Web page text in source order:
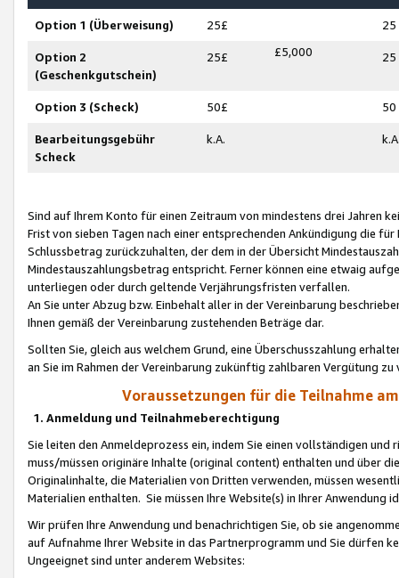
Option 1 (Überweisung) 25£ 25
Option 2
(Geschenkgutschein)
25£ £5,000 25
Option 3 (Scheck) 50£ 50
Bearbeitungsgebühr
Scheck
k.A.
Sind auf Ihrem Konto für einen Zeitraum von mindestens drei Jahren
Frist von sieben Tagen nach einer entsprechenden Ankündigung die
Schlussbetrag zurückzuhalten, der dem in der Übersicht
Mindestauszahlungsbetrag entspricht. Ferner können eine etwaig
unterliegen oder durch geltende Verjährungsfristen verfallen.
An Sie unter Abzug bzw. Einbehalt aller in der Vereinbarung
Ihnen gemäß der Vereinbarung zustehenden Beträge dar.
Sollten Sie, gleich aus welchem Grund, eine Überschusszahlung
an Sie im Rahmen der Vereinbarung zukünftig zahlbaren Vergütung zu
Voraussetzungen für die Teilnahme
1. Anmeldung und Teilnahmeberechtigung
Sie leiten den Anmeldeprozess ein, indem Sie einen vollständigen
muss/müssen originäre Inhalte (original content) enthalten und über
Originalinhalte, die Materialien von Dritten verwenden, müssen
Materialien enthalten. Sie müssen Ihre Website(s) in Ihrer Anwendung
Wir prüfen Ihre Anwendung und benachrichtigen Sie, ob sie
auf Aufnahme Ihrer Website in das Partnerprogramm und Sie dürfen
Ungeeignet sind unter anderem Websites: